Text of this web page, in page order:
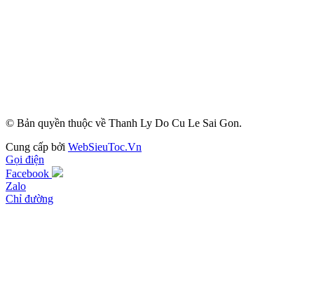
© Bản quyền thuộc về Thanh Ly Do Cu Le Sai Gon.
Cung cấp bởi WebSieuToc.Vn
Gọi điện
Facebook
Zalo
Chỉ đường